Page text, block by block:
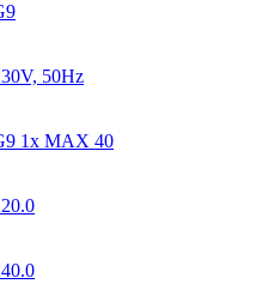
50Hz
1x MAX 40